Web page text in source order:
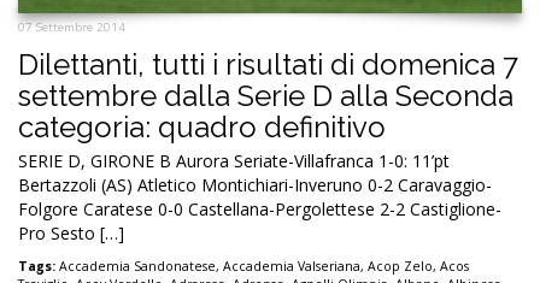
07 Settembre 2014
Dilettanti, tutti i risultati di domenica 7
settembre dalla Serie D alla Seconda
categoria: quadro definitivo
SERIE D, GIRONE B Aurora Seriate-Villafranca 1-0: 11’pt
Bertazzoli (AS) Atletico Montichiari-Inveruno 0-2 Caravaggio-
Folgore Caratese 0-0 Castellana-Pergolettese 2-2 Castiglione-
Pro Sesto […]
Tags: Accademia Sandonatese, Accademia Valseriana, Acop Zelo, Acos